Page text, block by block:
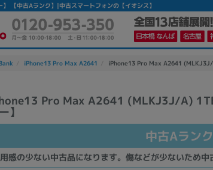
中古Aランク】|中古スマートフォンの【イオシス】
iPhone13 Pro Max A2641 iPhone13 Pro Max A2641
Pro Max A2641 (MLKJ3J/A)
】
中古Aランク
感の少ない中古品になります。傷などが少ないため中
カテゴリー
商品ジャンルの絞り込み